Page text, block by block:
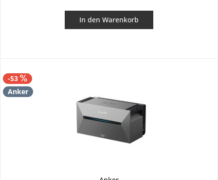
In den Warenkorb
-53
Anker